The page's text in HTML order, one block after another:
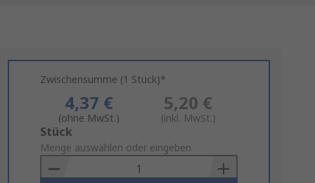
Zwischensumme (1 Stück)*
4,37 €
(ohne MwSt.)
5,20 €
(inkl. MwSt.)
Add
to
Basket
Stück
Menge auswählen oder eingeben